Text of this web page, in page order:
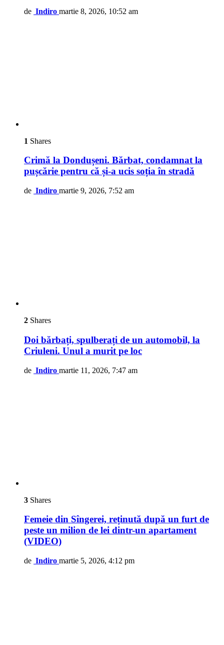
de Indiro martie 8, 2026, 10:52 am
1 Shares
Crimă la Dondușeni. Bărbat, condamnat la
pușcărie pentru că și-a ucis soția în stradă
de Indiro martie 9, 2026, 7:52 am
2 Shares
Doi bărbați, spulberați de un automobil, la
Criuleni. Unul a murit pe loc
de Indiro martie 11, 2026, 7:47 am
3 Shares
Femeie din Sîngerei, reținută după un furt de
peste un milion de lei dintr-un apartament
(VIDEO)
de Indiro martie 5, 2026, 4:12 pm